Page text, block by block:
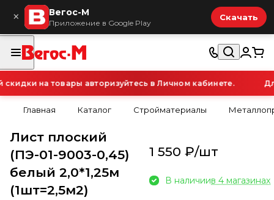
× Вегос-М
Приложение в Google Play
Скачать
на товары авторизуйтесь в Личном кабинете.
Главная Каталог Стройматериалы
Лист плоский
(ПЭ-01-9003-0,45)
белый 2,0*1,25м
(1шт=2,5м2)
1 550 ₽/шт
В наличиив 4 магазинах